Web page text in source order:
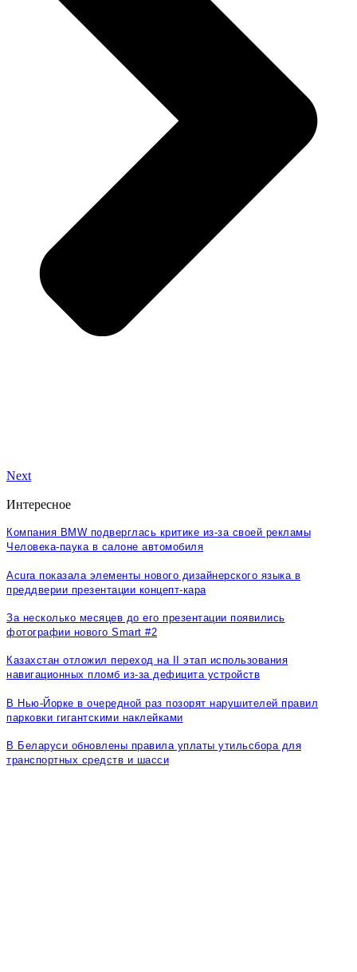
Next
Интересное
Компания BMW подверглась критике из-за своей рекламы
Человека-паука в салоне автомобиля
Acura показала элементы нового дизайнерского языка в
преддверии презентации концепт-кара
За несколько месяцев до его презентации появились
фотографии нового Smart #2
Казахстан отложил переход на II этап использования
навигационных пломб из-за дефицита устройств
В Нью-Йорке в очередной раз позорят нарушителей правил
парковки гигантскими наклейками
В Беларуси обновлены правила уплаты утильсбора для
транспортных средств и шасси